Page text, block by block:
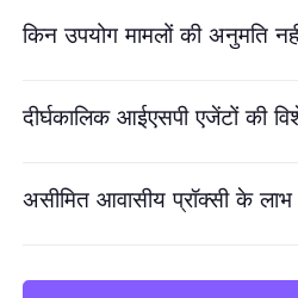
किन उपयोग मामलों की अनुमति
BestProxy धोखाधड़ी, स्पैम, नकली
दीर्घकालिक आईएसपी एजेंटों की
असीमित आवासीय प्रॉक्सी के लाभ